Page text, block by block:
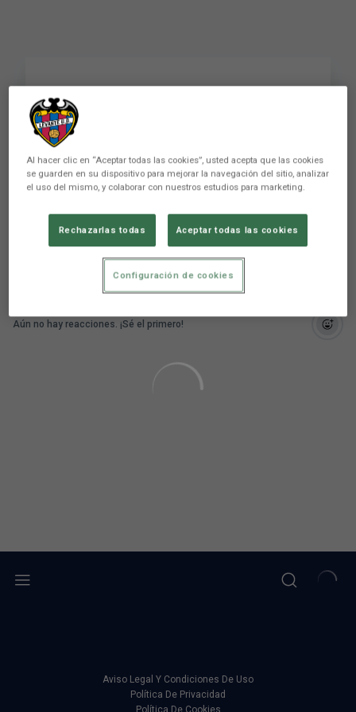
I LOVE 𝗩𝝠𝗟𝗘̀𝗡𝗖𝗜𝝠
2️⃣0️⃣2️⃣4️⃣ 🥂🐸
#happynewyear
#felizañonuevo
Aún no hay reacciones. ¡Sé el primero!
Aviso Legal Y Condiciones De Uso
Política De Privacidad
Política De Cookies
Al hacer clic en “Aceptar todas las cookies”, usted acepta que las cookies
se guarden en su dispositivo para mejorar la navegación del sitio, analizar
el uso del mismo, y colaborar con nuestros estudios para marketing.
Rechazarlas todas Aceptar todas las cookies
Configuración de cookies